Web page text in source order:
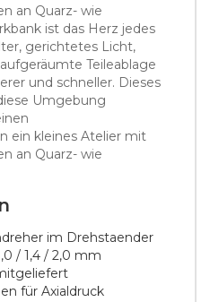
an Quarz- wie
ist das Herz jedes
gerichtetes Licht,
Teileablage
und schneller. Dieses
Umgebung
ein kleines Atelier mit
an Quarz- wie
im Drehstaender
/ 1,4 / 2,0 mm
für Axialdruck